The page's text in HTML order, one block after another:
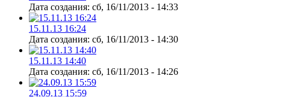
Дата создания: сб, 16/11/2013 - 14:33
15.11.13 16:24
Дата создания: сб, 16/11/2013 - 14:30
15.11.13 14:40
Дата создания: сб, 16/11/2013 - 14:26
24.09.13 15:59